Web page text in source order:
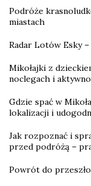
Podróże
miastach
Radar Lotów Esky
Mikołajki z
noclegach i
Gdzie spać w
lokalizacji i
Jak rozpoznać i
przed podróżą –
Powrót do